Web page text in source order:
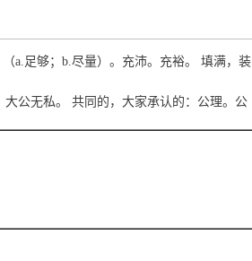
a.足够；b.尽量）。充沛。充裕。 填满，装
公无私。 共同的，大家承认的：公理。公